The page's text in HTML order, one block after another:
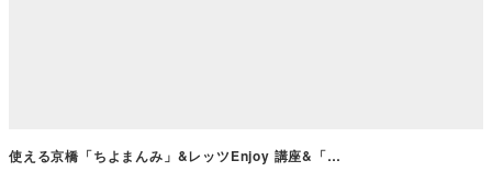
使える京橋「ちよまんみ」&レッツEnjoy 講座&「…